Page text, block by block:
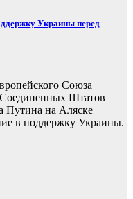
Украины перед
Союза
Соединенных Штатов
Путина на Аляске
в поддержку Украины.